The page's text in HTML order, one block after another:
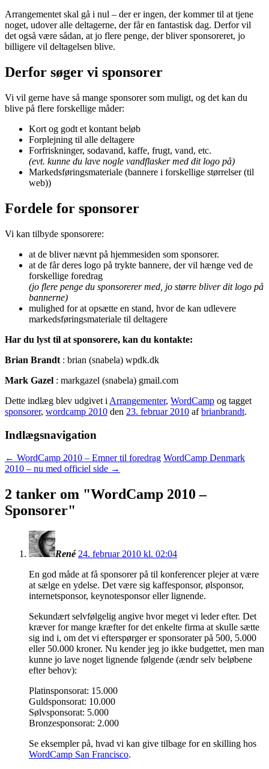
Arrangementet skal gå i nul – der er ingen, der kommer til at tjene
noget, udover alle deltagerne, der får en fantastisk dag. Derfor vil
det også være sådan, at jo flere penge, der bliver sponsoreret, jo
billigere vil deltagelsen blive.
Derfor søger vi sponsorer
Vi vil gerne have så mange sponsorer som muligt, og det kan du
blive på flere forskellige måder:
Kort og godt et kontant beløb
Forplejning til alle deltagere
Forfriskninger, sodavand, kaffe, frugt, vand, etc.
(evt. kunne du lave nogle vandflasker med dit logo på)
Markedsføringsmateriale (bannere i forskellige størrelser (til
web))
Fordele for sponsorer
Vi kan tilbyde sponsorere:
at de bliver nævnt på hjemmesiden som sponsorer.
at de får deres logo på trykte bannere, der vil hænge ved de
forskellige foredrag
(jo flere penge du sponsorerer med, jo større bliver dit logo på
bannerne)
mulighed for at opsætte en stand, hvor de kan udlevere
markedsføringsmateriale til deltagere
Har du lyst til at sponsorere, kan du kontakte:
Brian Brandt : brian (snabela) wpdk.dk
Mark Gazel : markgazel (snabela) gmail.com
Dette indlæg blev udgivet i Arrangementer, WordCamp og tagget
sponsorer, wordcamp 2010 den 23. februar 2010 afbrianbrandt.
Indlægsnavigation
← WordCamp 2010 – Emner til foredrag WordCamp Denmark
2010 – nu med officiel side →
2 tanker om "WordCamp 2010 –
Sponsorer"
René 24. februar 2010 kl. 02:04
En god måde at få sponsorer på til konferencer plejer at være
at sælge en ydelse. Det være sig kaffesponsor, ølsponsor,
internetsponsor, keynotesponsor eller lignende.
Sekundært selvfølgelig angive hvor meget vi leder efter. Det
kræver for mange kræfter for det enkelte firma at skulle sætte
sig ind i, om det vi efterspørger er sponsorater på 500, 5.000
eller 50.000 kroner. Nu kender jeg jo ikke budgettet, men man
kunne jo lave noget lignende følgende (ændr selv beløbene
efter behov):
Platinsponsorat: 15.000
Guldsponsorat: 10.000
Sølvsponsorat: 5.000
Bronzesponsorat: 2.000
Se eksempler på, hvad vi kan give tilbage for en skilling hos
WordCamp San Francisco.